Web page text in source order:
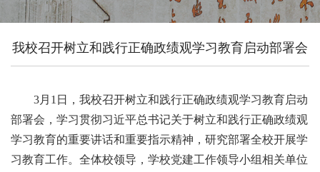
我校召开树立和践行正确政绩观学习教育启动部署会
3月1日，我校召开树立和践行正确政绩观学习教育启动
部署会，学习贯彻习近平总书记关于树立和践行正确政绩观
学习教育的重要讲话和重要指示精神，研究部署全校开展学
习教育工作。全体校领导，学校党建工作领导小组相关单位